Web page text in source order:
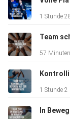
zwei größten
verlassen die
1 Stunde
Team
57 Minuten
1 Stunde